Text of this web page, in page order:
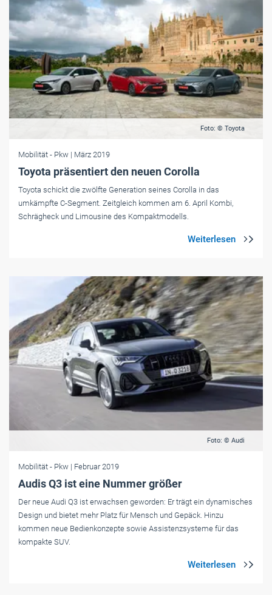
Foto: © Toyota
Mobilität - Pkw | März 2019
Toyota präsentiert den neuen Corolla
Toyota schickt die zwölfte Generation seines Corolla in das
umkämpfte C-Segment. Zeitgleich kommen am 6. April Kombi,
Schrägheck und Limousine des Kompaktmodells.
Foto: © Audi
Mobilität - Pkw | Februar 2019
Audis Q3 ist eine Nummer größer
Der neue Audi Q3 ist erwachsen geworden: Er trägt ein dynamisches
Design und bietet mehr Platz für Mensch und Gepäck. Hinzu
kommen neue Bedienkonzepte sowie Assistenzsysteme für das
kompakte SUV.